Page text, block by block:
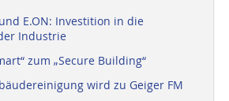
E.ON: Investition in die
Industrie
zum „Secure Building“
wird zu Geiger FM